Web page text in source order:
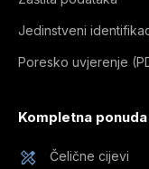
Jedinstveni
Poresko uvjerenje
Kompletna ponuda
Čelične cijevi